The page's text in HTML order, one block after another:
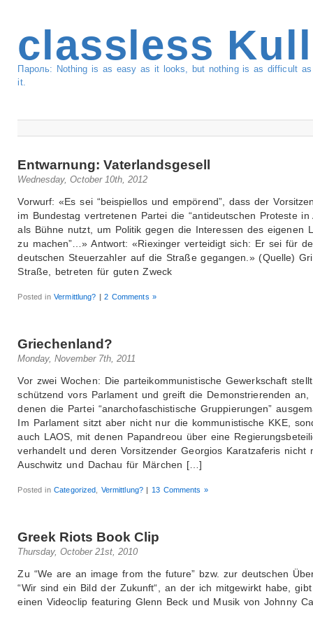
classless
Пароль: Nothing is as easy as it looks, but nothing is as difficult
it.
Entwarnung: Vaterlandsgesell
Wednesday, October 10th, 2012
Vorwurf: «Es sei “beispiellos und empörend”, dass der
im Bundestag vertretenen Partei die “antideutschen Proteste in
als Bühne nutzt, um Politik gegen die Interessen des eigenen
zu machen”…» Antwort: «Riexinger verteidigt sich: Er sei für
deutschen Steuerzahler auf die Straße gegangen.» (Quelle)
Straße, betreten für guten Zweck
Posted inVermittlung? | 2 Comments »
Griechenland?
Monday, November 7th, 2011
Vor zwei Wochen: Die parteikommunistische Gewerkschaft
schützend vors Parlament und greift die Demonstrierenden an,
denen die Partei “anarchofaschistische Gruppierungen”
Im Parlament sitzt aber nicht nur die kommunistische KKE,
auch LAOS, mit denen Papandreou über eine
verhandelt und deren Vorsitzender Georgios Karatzaferis nicht
Auschwitz und Dachau für Märchen […]
Posted inCategorized Vermittlung? | 13 Comments »
Greek Riots Book Clip
Thursday, October 21st, 2010
Zu “We are an image from the future” bzw. zur deutschen
“Wir sind ein Bild der Zukunft“, an der ich mitgewirkt habe,
einen Videoclip featuring Glenn Beck und Musik von Johnny